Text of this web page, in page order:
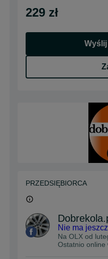
229 zł
PRZEDSIĘBIORCA
Nie ma
Na OLX od
Ostatnio online